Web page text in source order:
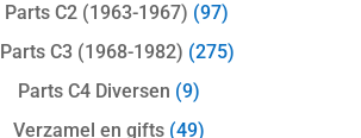
Parts C2 (1963-1967) (97)
Parts C3 (1968-1982) (275)
Parts C4 Diversen (9)
Verzamel en gifts (49)